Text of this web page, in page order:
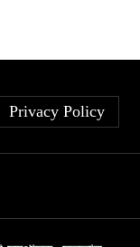
Privacy Policy